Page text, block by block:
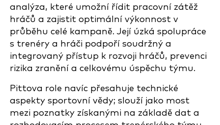
analýza, které umožní řídit pracovní zátěž
hráčů a zajistit optimální výkonnost v
průběhu celé kampaně. Její úzká spolupráce
s trenéry a hráči podpoří soudržný a
integrovaný přístup k rozvoji hráčů, prevenci
rizika zranění a celkovému úspěchu týmu.
Pittova role navíc přesahuje technické
aspekty sportovní vědy; slouží jako most
mezi poznatky získanými na základě dat a